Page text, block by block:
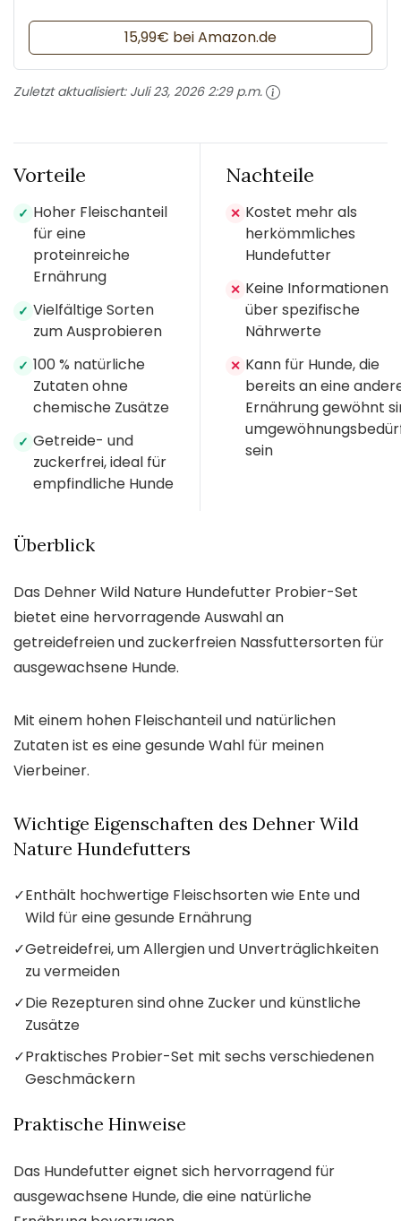
15,99€ bei Amazon.de
Zuletzt aktualisiert: Juli 23, 2026 2:29 p.m.
Vorteile
✓ Hoher Fleischanteil
für eine
proteinreiche
Ernährung
✓ Vielfältige Sorten
zum Ausprobieren
✓ 100 % natürliche
Zutaten ohne
chemische Zusätze
✓ Getreide- und
zuckerfrei, ideal für
empfindliche Hunde
Nachteile
✕ Kostet mehr als
herkömmliches
Hundefutter
✕ Keine Informationen
über spezifische
Nährwerte
✕ Kann für Hunde, die
bereits an eine
Ernährung gewöhnt
sein
Überblick
Das Dehner Wild Nature Hundefutter Probier-Set
bietet eine hervorragende Auswahl an
getreidefreien und zuckerfreien Nassfuttersorten für
ausgewachsene Hunde.
Mit einem hohen Fleischanteil und natürlichen
Zutaten ist es eine gesunde Wahl für meinen
Vierbeiner.
Wichtige Eigenschaften des Dehner Wild
Nature Hundefutters
✓Enthält hochwertige Fleischsorten wie Ente und
Wild für eine gesunde Ernährung
✓Getreidefrei, um Allergien und Unverträglichkeiten
zu vermeiden
✓Die Rezepturen sind ohne Zucker und künstliche
Zusätze
✓Praktisches Probier-Set mit sechs verschiedenen
Geschmäckern
Praktische Hinweise
Das Hundefutter eignet sich hervorragend für
ausgewachsene Hunde, die eine natürliche